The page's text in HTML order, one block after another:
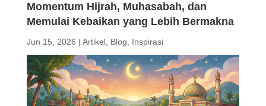
Momentum Hijrah, Muhasabah, dan
Memulai Kebaikan yang Lebih Bermakna
Jun 15, 2026 | Artikel, Blog Inspirasi